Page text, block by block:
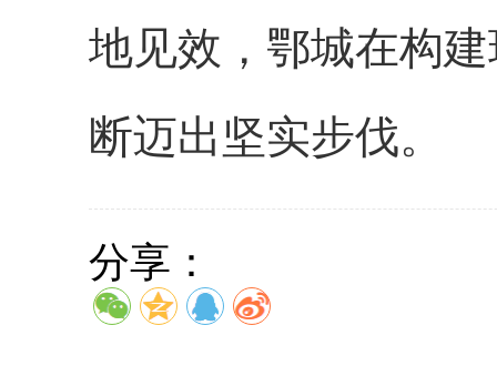
地见效，鄂城在构
断迈出坚实步伐。
分享：